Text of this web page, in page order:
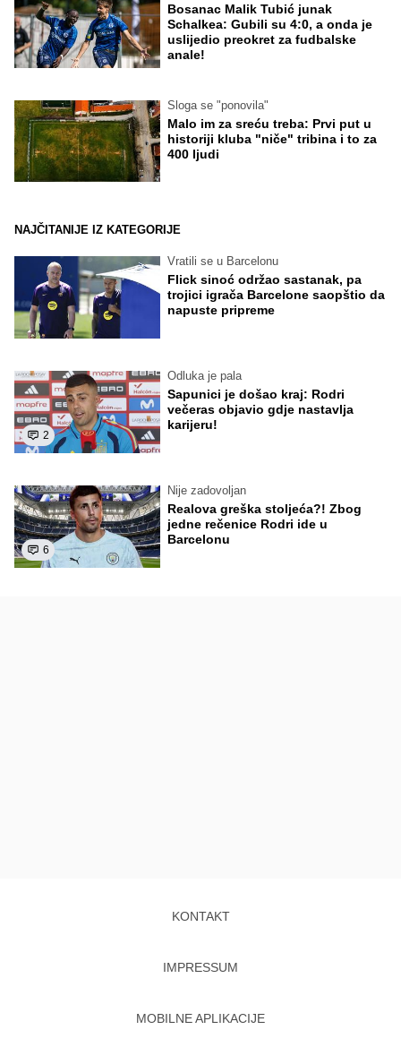
Bosanac Malik Tubić junak
Schalkea: Gubili su 4:0, a onda je
uslijedio preokret za fudbalske
anale!
Sloga se "ponovila"
Malo im za sreću treba: Prvi put u
historiji kluba "niče" tribina i to za
400 ljudi
NAJČITANIJE IZ KATEGORIJE
Vratili se u Barcelonu
Flick sinoć održao sastanak, pa
trojici igrača Barcelone saopštio da
napuste pripreme
2
Odluka je pala
Sapunici je došao kraj: Rodri
večeras objavio gdje nastavlja
karijeru!
6
Nije zadovoljan
Realova greška stoljeća?! Zbog
jedne rečenice Rodri ide u
Barcelonu
KONTAKT
IMPRESSUM
MOBILNE APLIKACIJE